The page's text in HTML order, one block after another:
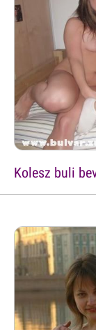
Kolesz buli